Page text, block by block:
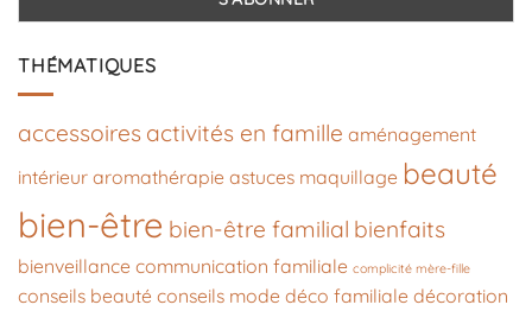
THÉMATIQUES
accessoires activités en famille aménagement
intérieur aromathérapie astuces maquillage beauté
bien-être bien-être familial bienfaits
bienveillance communication familiale complicité mère-fille
conseils beauté conseils mode déco familiale décoration